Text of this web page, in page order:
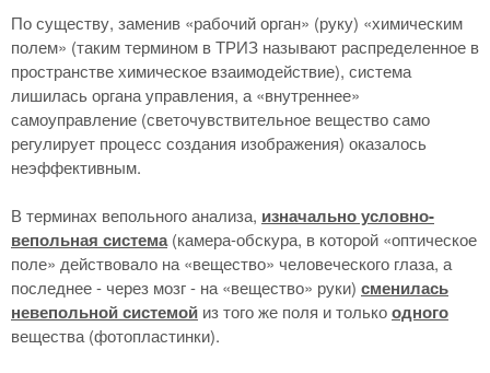
По существу, заменив «рабочий орган» (руку) «химическим
полем» (таким термином в ТРИЗ называют распределенное в
пространстве химическое взаимодействие), система
лишилась органа управления, а «внутреннее»
самоуправление (светочувствительное вещество само
регулирует процесс создания изображения) оказалось
неэффективным.
В терминах вепольного анализа, изначально условно-
вепольная система(камера-обскура, в которой «оптическое
поле» действовало на «вещество» человеческого глаза, а
последнее - через мозг - на «вещество» руки) сменилась
невепольной системой из того же поля и толькоодного
вещества (фотопластинки).